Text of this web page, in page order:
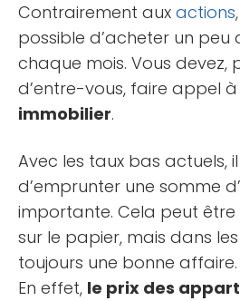
Contrairement aux actions
possible d’acheter un
chaque mois. Vous
d’entre-vous, faire appel à
immobilier.
Avec les taux bas actuels,
d’emprunter une somme
importante. Cela peut être
sur le papier, mais dans
toujours une bonne affaire.
En effet, le prix des